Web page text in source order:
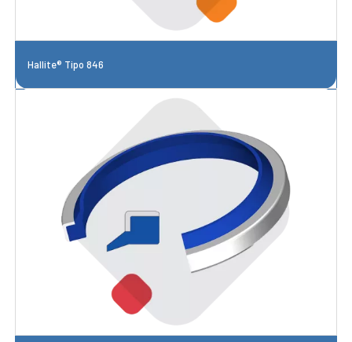
Hallite® Tipo 846